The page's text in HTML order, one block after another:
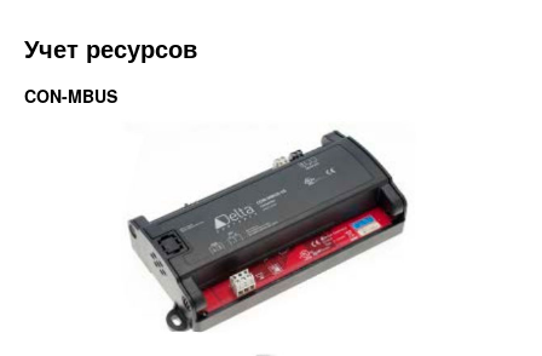
Учет ресурсов
CON-MBUS